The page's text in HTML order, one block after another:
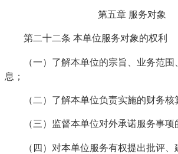
第五章 服务对象
第二十二条 本单位服务对象的权利
（一）了解本单位的宗旨、业务范围
息；
（二）了解本单位负责实施的财务核
（三）监督本单位对外承诺服务事项
（四）对本单位服务有权提出批评、